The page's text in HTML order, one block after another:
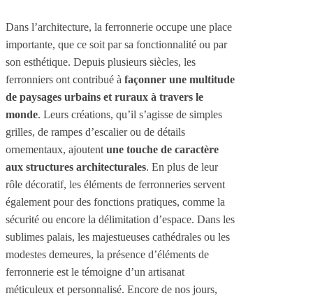
Dans l’architecture, la ferronnerie occupe une place
importante, que ce soit par sa fonctionnalité ou par
son esthétique. Depuis plusieurs siècles, les
ferronniers ont contribué à façonner une multitude
de paysages urbains et ruraux à travers le
monde. Leurs créations, qu’il s’agisse de simples
grilles, de rampes d’escalier ou de détails
ornementaux, ajoutent une touche de caractère
aux structures architecturales. En plus de leur
rôle décoratif, les éléments de ferronneries servent
également pour des fonctions pratiques, comme la
sécurité ou encore la délimitation d’espace. Dans les
sublimes palais, les majestueuses cathédrales ou les
modestes demeures, la présence d’éléments de
ferronnerie est le témoigne d’un artisanat
méticuleux et personnalisé. Encore de nos jours,